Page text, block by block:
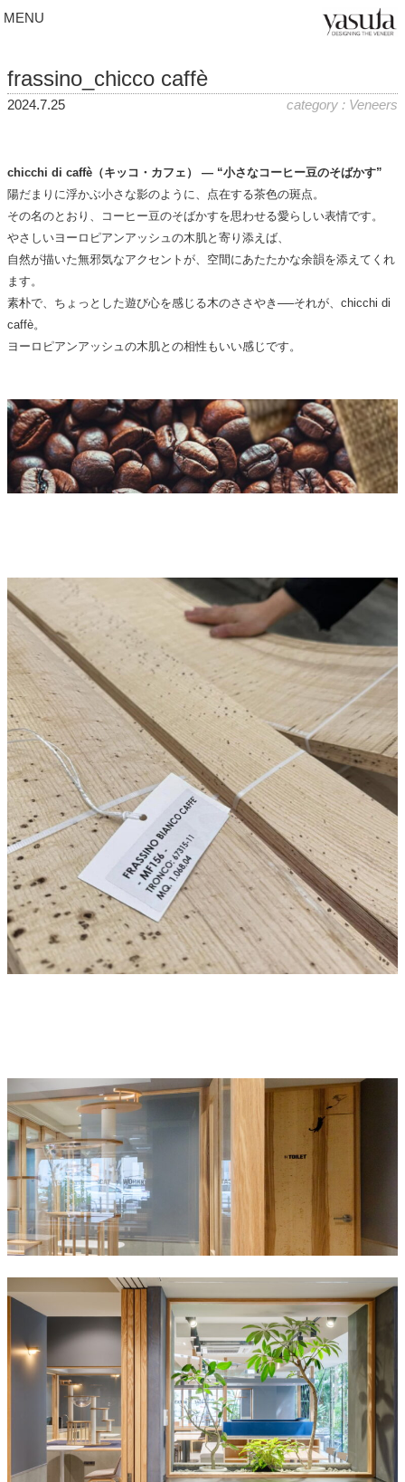
MENU
frassino_chicco caffè
2024.7.25 category : Veneers
chicchi di caffè（キッコ・カフェ） ― “小さなコーヒー豆のそばかす”
陽だまりに浮かぶ小さな影のように、点在する茶色の斑点。
その名のとおり、コーヒー豆のそばかすを思わせる愛らしい表情です。
やさしいヨーロピアンアッシュの木肌と寄り添えば、
自然が描いた無邪気なアクセントが、空間にあたたかな余韻を添えてくれ
ます。
素朴で、ちょっとした遊び心を感じる木のささやき──それが、chicchi di
caffè。
ヨーロピアンアッシュの木肌との相性もいい感じです。